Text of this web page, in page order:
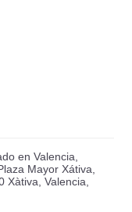
en Valencia,
Mayor Xátiva,
Xàtiva, Valencia,